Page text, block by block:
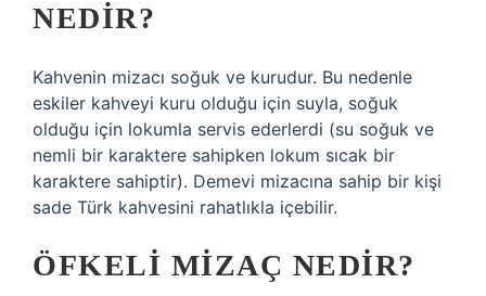
NEDIR?
Kahvenin mizacı soğuk ve kurudur. Bu nedenle
eskiler kahveyi kuru olduğu için suyla, soğuk
olduğu için lokumla servis ederlerdi (su soğuk ve
nemli bir karaktere sahipken lokum sıcak bir
karaktere sahiptir). Demevi mizacına sahip bir kişi
sade Türk kahvesini rahatlıkla içebilir.
ÖFKELI MIZAÇ NEDIR?